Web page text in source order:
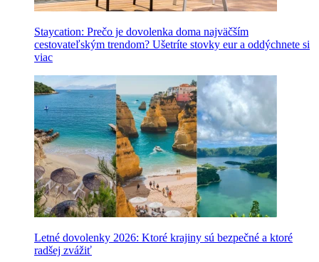
Staycation: Prečo je dovolenka doma najväčším
cestovateľským trendom? Ušetríte stovky eur a oddýchnete si
viac
Letné dovolenky 2026: Ktoré krajiny sú bezpečné a ktoré
radšej zvážiť